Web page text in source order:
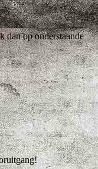
dan op onderstaande